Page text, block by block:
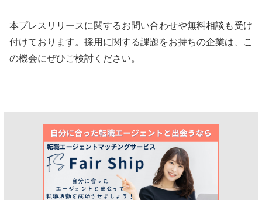
本プレスリリースに関するお問い合わせや無料相談も受け
付けております。採用に関する課題をお持ちの企業は、こ
の機会にぜひご検討ください。